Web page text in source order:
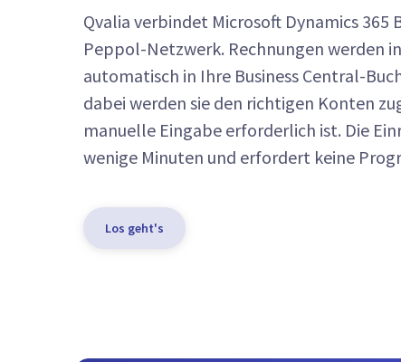
Qvalia verbindet Microsoft Dynamics 365
Peppol-Netzwerk. Rechnungen werden
automatisch in Ihre Business Central-
dabei werden sie den richtigen Konten
manuelle Eingabe erforderlich ist. Die
wenige Minuten und erfordert keine
Los geht's